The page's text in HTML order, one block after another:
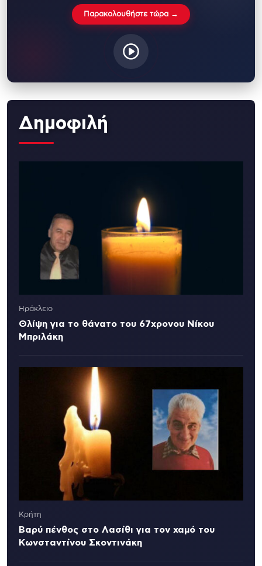
Παρακολουθήστε τώρα →
Δημοφιλή
Ηράκλειο
Θλίψη για το θάνατο του 67χρονου Νίκου
Μπριλάκη
Κρήτη
Βαρύ πένθος στο Λασίθι για τον χαμό του
Κωνσταντίνου Σκοντινάκη